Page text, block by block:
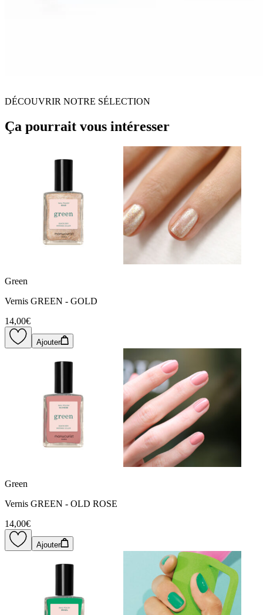
DÉCOUVRIR NOTRE SÉLECTION
Ça pourrait vous intéresser
Green
Vernis GREEN - GOLD
14,00€
Ajouter
Green
Vernis GREEN - OLD ROSE
14,00€
Ajouter